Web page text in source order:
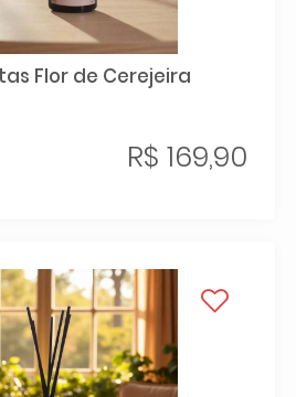
Flor de Cerejeira
R$ 169,90